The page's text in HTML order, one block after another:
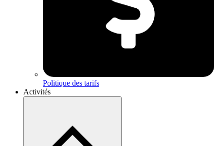
Politique des tarifs
Activités